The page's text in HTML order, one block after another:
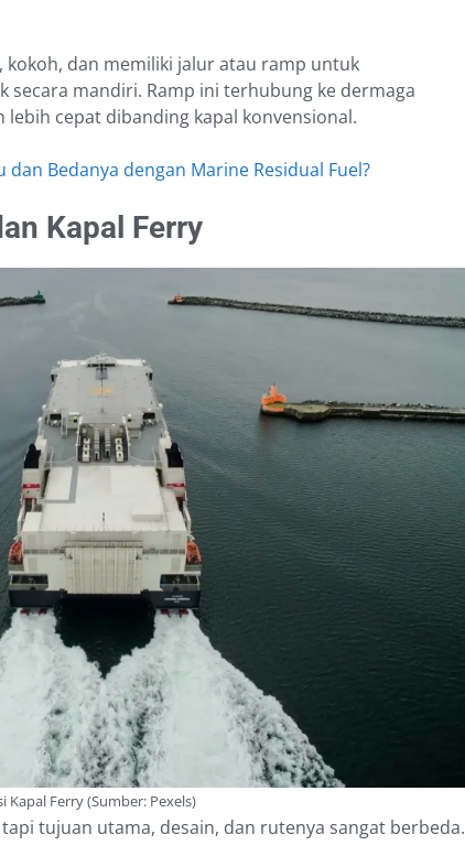
kokoh, dan memiliki jalur atau ramp untuk
secara mandiri. Ramp ini terhubung ke dermaga
cepat dibanding kapal konvensional.
Bedanya dengan Marine Residual Fuel?
Kapal Ferry
Kapal Ferry (Sumber: Pexels)
tujuan utama, desain, dan rutenya sangat berbeda.